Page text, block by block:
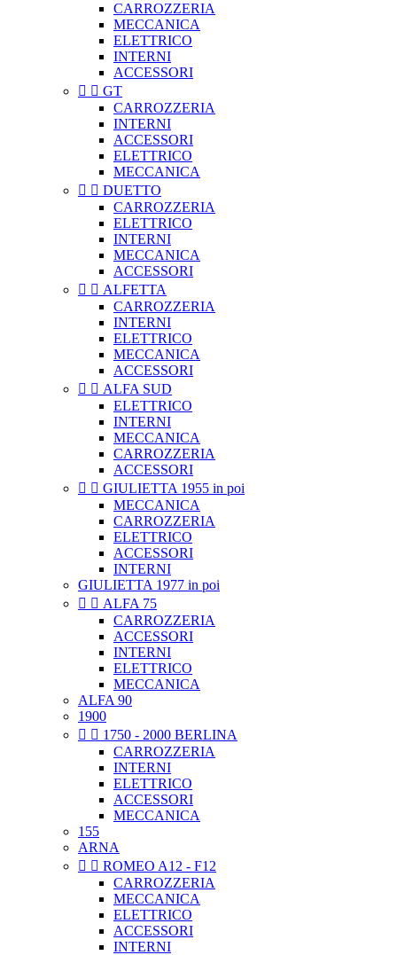
CARROZZERIA
MECCANICA
ELETTRICO
INTERNI
ACCESSORI
  GT
CARROZZERIA
INTERNI
ACCESSORI
ELETTRICO
MECCANICA
  DUETTO
CARROZZERIA
ELETTRICO
INTERNI
MECCANICA
ACCESSORI
  ALFETTA
CARROZZERIA
INTERNI
ELETTRICO
MECCANICA
ACCESSORI
  ALFA SUD
ELETTRICO
INTERNI
MECCANICA
CARROZZERIA
ACCESSORI
  GIULIETTA 1955 in poi
MECCANICA
CARROZZERIA
ELETTRICO
ACCESSORI
INTERNI
GIULIETTA 1977 in poi
  ALFA 75
CARROZZERIA
ACCESSORI
INTERNI
ELETTRICO
MECCANICA
ALFA 90
1900
  1750 - 2000 BERLINA
CARROZZERIA
INTERNI
ELETTRICO
ACCESSORI
MECCANICA
155
ARNA
  ROMEO A12 - F12
CARROZZERIA
MECCANICA
ELETTRICO
ACCESSORI
INTERNI